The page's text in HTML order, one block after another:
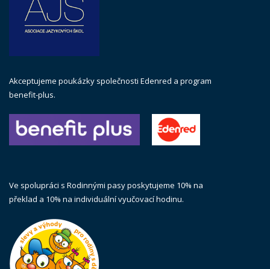
Akceptujeme poukázky společnosti Edenred a program
benefit-plus.
Ve spolupráci s Rodinnými pasy poskytujeme 10% na
překlad a 10% na individuální vyučovací hodinu.